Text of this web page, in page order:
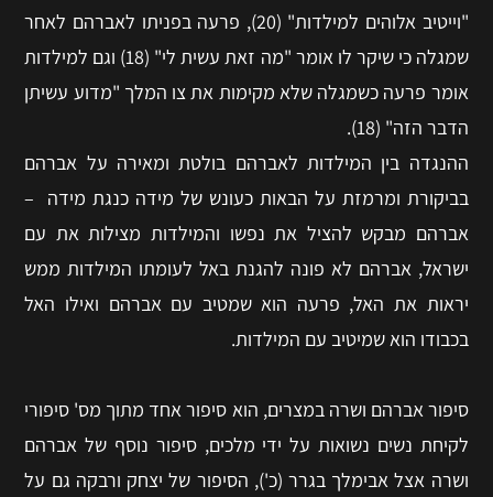
"וייטיב אלוהים למילדות" (20), פרעה בפניתו לאברהם לאחר
שמגלה כי שיקר לו אומר "מה זאת עשית לי" (18) וגם למילדות
אומר פרעה כשמגלה שלא מקימות את צו המלך "מדוע עשיתן
הדבר הזה" (18).
ההנגדה בין המילדות לאברהם בולטת ומאירה על אברהם
בביקורת ומרמזת על הבאות כעונש של מידה כנגת מידה –
אברהם מבקש להציל את נפשו והמילדות מצילות את עם
ישראל, אברהם לא פונה להגנת באל לעומתו המילדות ממש
יראות את האל, פרעה הוא שמטיב עם אברהם ואילו האל
בכבודו הוא שמיטיב עם המילדות.
סיפור אברהם ושרה במצרים, הוא סיפור אחד מתוך מס' סיפורי
לקיחת נשים נשואות על ידי מלכים, סיפור נוסף של אברהם
ושרה אצל אבימלך בגרר (כ'), הסיפור של יצחק ורבקה גם על